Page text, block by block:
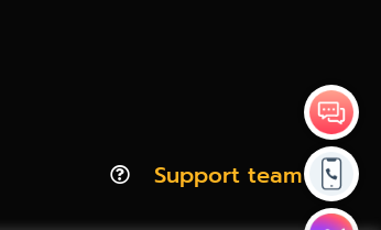
Support team